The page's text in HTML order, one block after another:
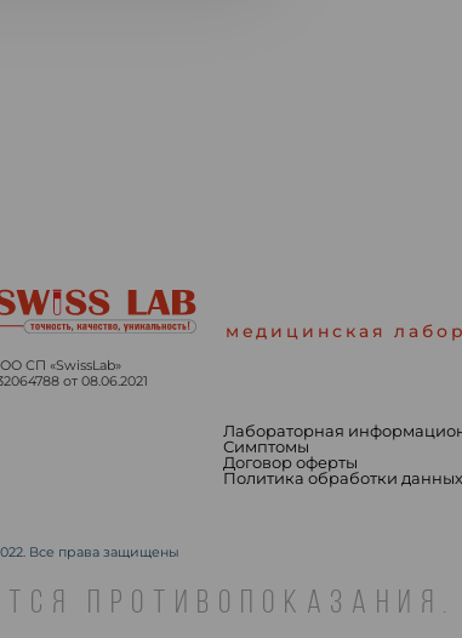
медицинская
СП «SwissLab»
от 08.06.2021
Лабораторная
Симптомы
Договор оферты
Политика обработки данных
Все права защищены